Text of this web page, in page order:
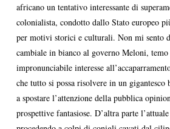
africano un tentativo interessante di
colonialista, condotto dallo Stato europeo
per motivi storici e culturali. Non mi sento
cambiale in bianco al governo Meloni,
impronunciabile interesse
che tutto si possa risolvere in un gigantesco
a spostare l’attenzione della pubblica
prospettive fantasiose. D’altra parte